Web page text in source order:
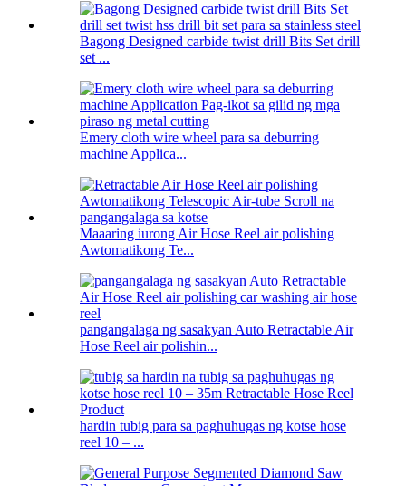
Bagong Designed carbide twist drill Bits Set drill
set ...
Emery cloth wire wheel para sa deburring
machine Applica...
Maaaring iurong Air Hose Reel air polishing
Awtomatikong Te...
pangangalaga ng sasakyan Auto Retractable Air
Hose Reel air polishin...
hardin tubig para sa paghuhugas ng kotse hose
reel 10 – ...